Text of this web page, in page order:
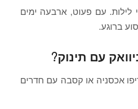
לילות. עם פעוט, ארבעה ימים
ברוגע.
עם תינוק?
אכסניה או קסבה עם חדרים